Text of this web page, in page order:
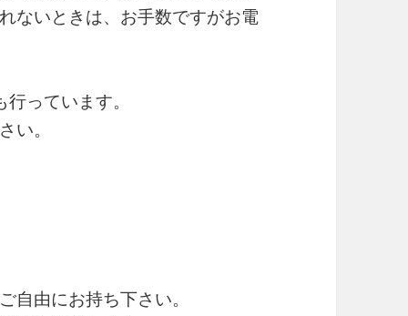
ないときは、お手数ですがお電
行っています。
い。
自由にお持ち下さい。